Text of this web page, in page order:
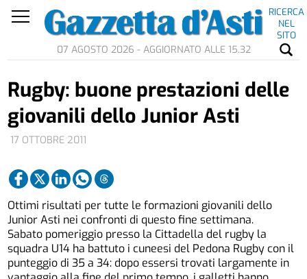
RICERCA
NEL
SITO
07 AGOSTO 2026 - AGGIORNATO ALLE 15.32
17 OTTOBRE 2011
Rugby: buone prestazioni delle
giovanili dello Junior Asti
Ottimi risultati per tutte le formazioni giovanili dello
Junior Asti nei confronti di questo fine settimana.
Sabato pomeriggio presso la Cittadella del rugby la
squadra U14 ha battuto i cuneesi del Pedona Rugby con il
punteggio di 35 a 34: dopo essersi trovati largamente in